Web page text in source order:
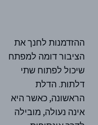
ההזדמנות לחנך את
הציבור דומה למפתח
שיכול לפתוח שתי
דלתות. הדלת
הראשונה, כאשר היא
אינה נעולה, מובילה